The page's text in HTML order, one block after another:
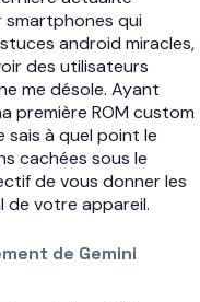
qui
android miracles,
des utilisateurs
me désole. Ayant
première ROM custom
sais à quel point le
cachées sous le
de vous donner les
votre appareil.
de Gemini